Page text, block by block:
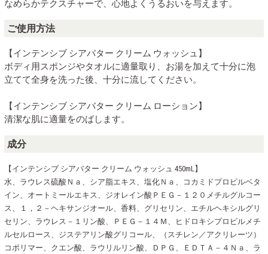
なめらかテクスチャーで、心地よくうるおいを与えます。
ご使用方法
【インテンシブ シアバター クリーム ウォッシュ】
ボディ用スポンジやタオルに適量取り、お湯を加えて十分に泡
立てて全身を洗った後、十分に流してください。
【インテンシブ シアバター クリーム ローション】
清潔な肌に適量をのばします。
成分
【インテンシブ シアバター クリーム ウォッシュ 450mL】
水、ラウレス硫酸Ｎａ、シア脂エキス、塩化Ｎａ、コカミドプロピルベタ
イン、オートミールエキス、ジオレイン酸ＰＥＧ－１２０メチルグルコー
ス、１，２－ヘキサンジオール、香料、グリセリン、エチルヘキシルグリ
セリン、ラウレス－１リン酸、ＰＥＧ－１４Ｍ、ヒドロキシプロピルメチ
ルセルロース、ジステアリン酸グリコール、（スチレン／アクリレーツ）
コポリマー、クエン酸、ラウリルリン酸、ＤＰＧ、ＥＤＴＡ－４Ｎａ、ラ